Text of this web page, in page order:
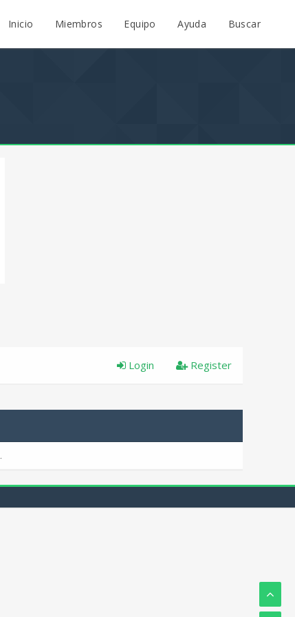
Inicio Miembros Equipo Ayuda Buscar
Register
Login